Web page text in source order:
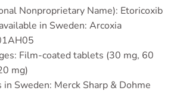
Nonproprietary Name): Etoricoxib
in Sweden: Arcoxia
Film-coated tablets (30 mg, 60
mg)
in Sweden: Merck Sharp & Dohme